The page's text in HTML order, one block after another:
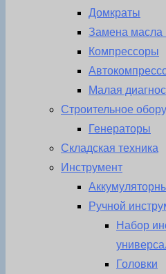
Домкраты
Замена масла
Компрессоры
Малая
Строительное
Генераторы
Складская техника
Инструмент
Ручной
Набор
Головки